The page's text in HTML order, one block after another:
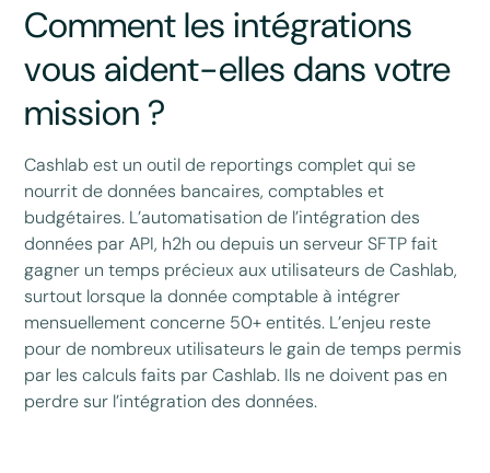
Comment les intégrations
vous aident-elles dans votre
mission ?
Cashlab est un outil de reportings complet qui se
nourrit de données bancaires, comptables et
budgétaires. L’automatisation de l’intégration des
données par API, h2h ou depuis un serveur SFTP fait
gagner un temps précieux aux utilisateurs de Cashlab,
surtout lorsque la donnée comptable à intégrer
mensuellement concerne 50+ entités. L’enjeu reste
pour de nombreux utilisateurs le gain de temps permis
par les calculs faits par Cashlab. Ils ne doivent pas en
perdre sur l’intégration des données.